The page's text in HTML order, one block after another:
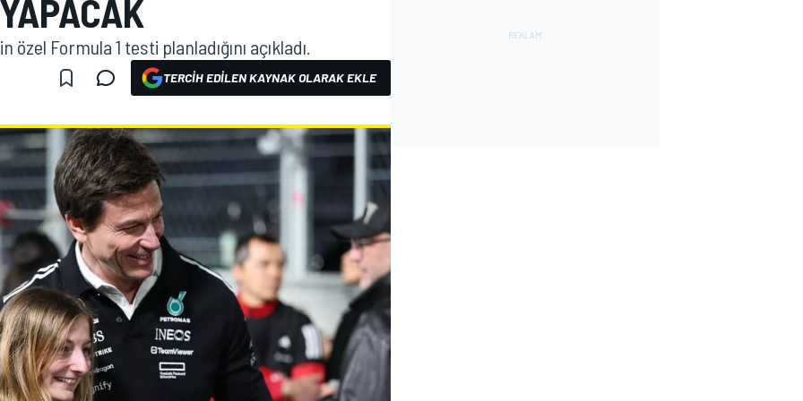
Formula 1 testi planladığını açıkladı.
TERCIH EDILEN KAYNAK OLARAK EKLE